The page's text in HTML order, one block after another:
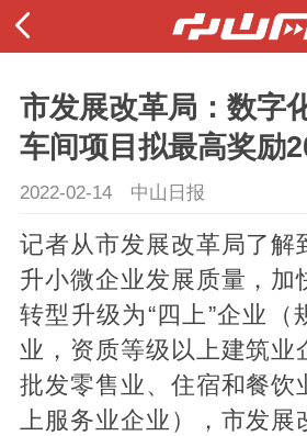
市发展改革局：数字
车间项目拟最高奖励
2022-02-14 中山日报
记者从市发展改革局了解
升小微企业发展质量，加
转型升级为“四上”企业（
业，资质等级以上建筑业
批发零售业、住宿和餐饮
上服务业企业），市发展